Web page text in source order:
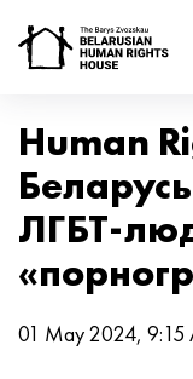
Human
ЛГБТ-
01 May 2024, 9:15